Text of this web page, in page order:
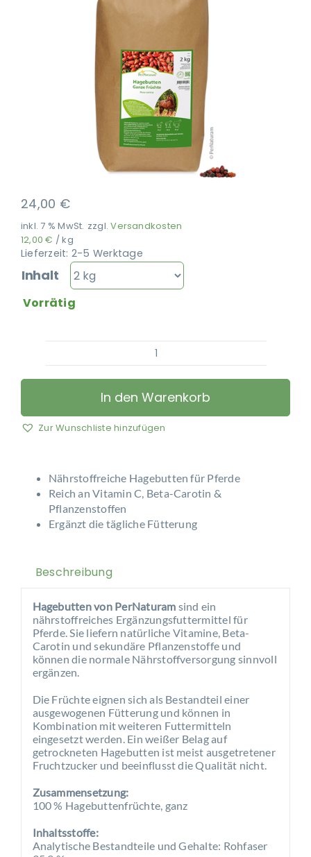
24,00 €
inkl. 7 % MwSt. zzgl.Versandkosten
12,00€ /kg
Lieferzeit: 2-5 Werktage
Inhalt
Vorrätig
PerNaturam
–
Hagebuttenfrüchte
Menge
In den Warenkorb
Zur Wunschliste hinzufügen
Nährstoffreiche Hagebutten für Pferde
Reich an Vitamin C, Beta-Carotin &
Pflanzenstoffen
Ergänzt die tägliche Fütterung
Beschreibung
Hagebutten von PerNaturam sind ein
nährstoffreiches Ergänzungsfuttermittel für
Pferde. Sie liefern natürliche Vitamine, Beta-
Carotin und sekundäre Pflanzenstoffe und
können die normale Nährstoffversorgung sinnvoll
ergänzen.
Die Früchte eignen sich als Bestandteil einer
ausgewogenen Fütterung und können in
Kombination mit weiteren Futtermitteln
eingesetzt werden. Ein weißer Belag auf
getrockneten Hagebutten ist meist ausgetretener
Fruchtzucker und beeinflusst die Qualität nicht.
Zusammensetzung:
100 % Hagebuttenfrüchte, ganz
Inhaltsstoffe:
Analytische Bestandteile und Gehalte: Rohfaser